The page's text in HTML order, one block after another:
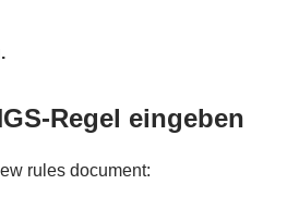
Regel eingeben
rules document: